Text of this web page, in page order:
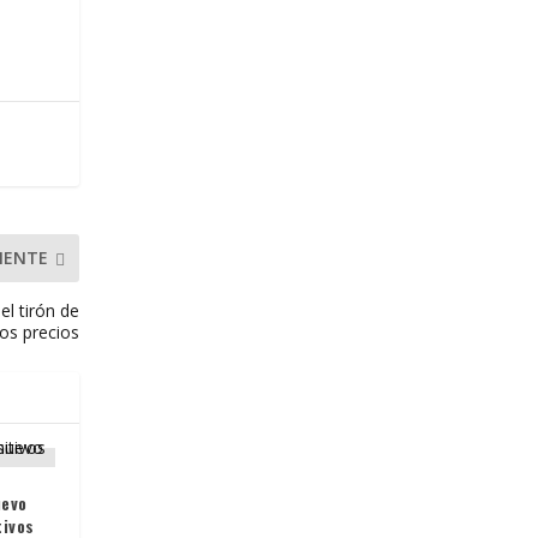
tirón de
precios